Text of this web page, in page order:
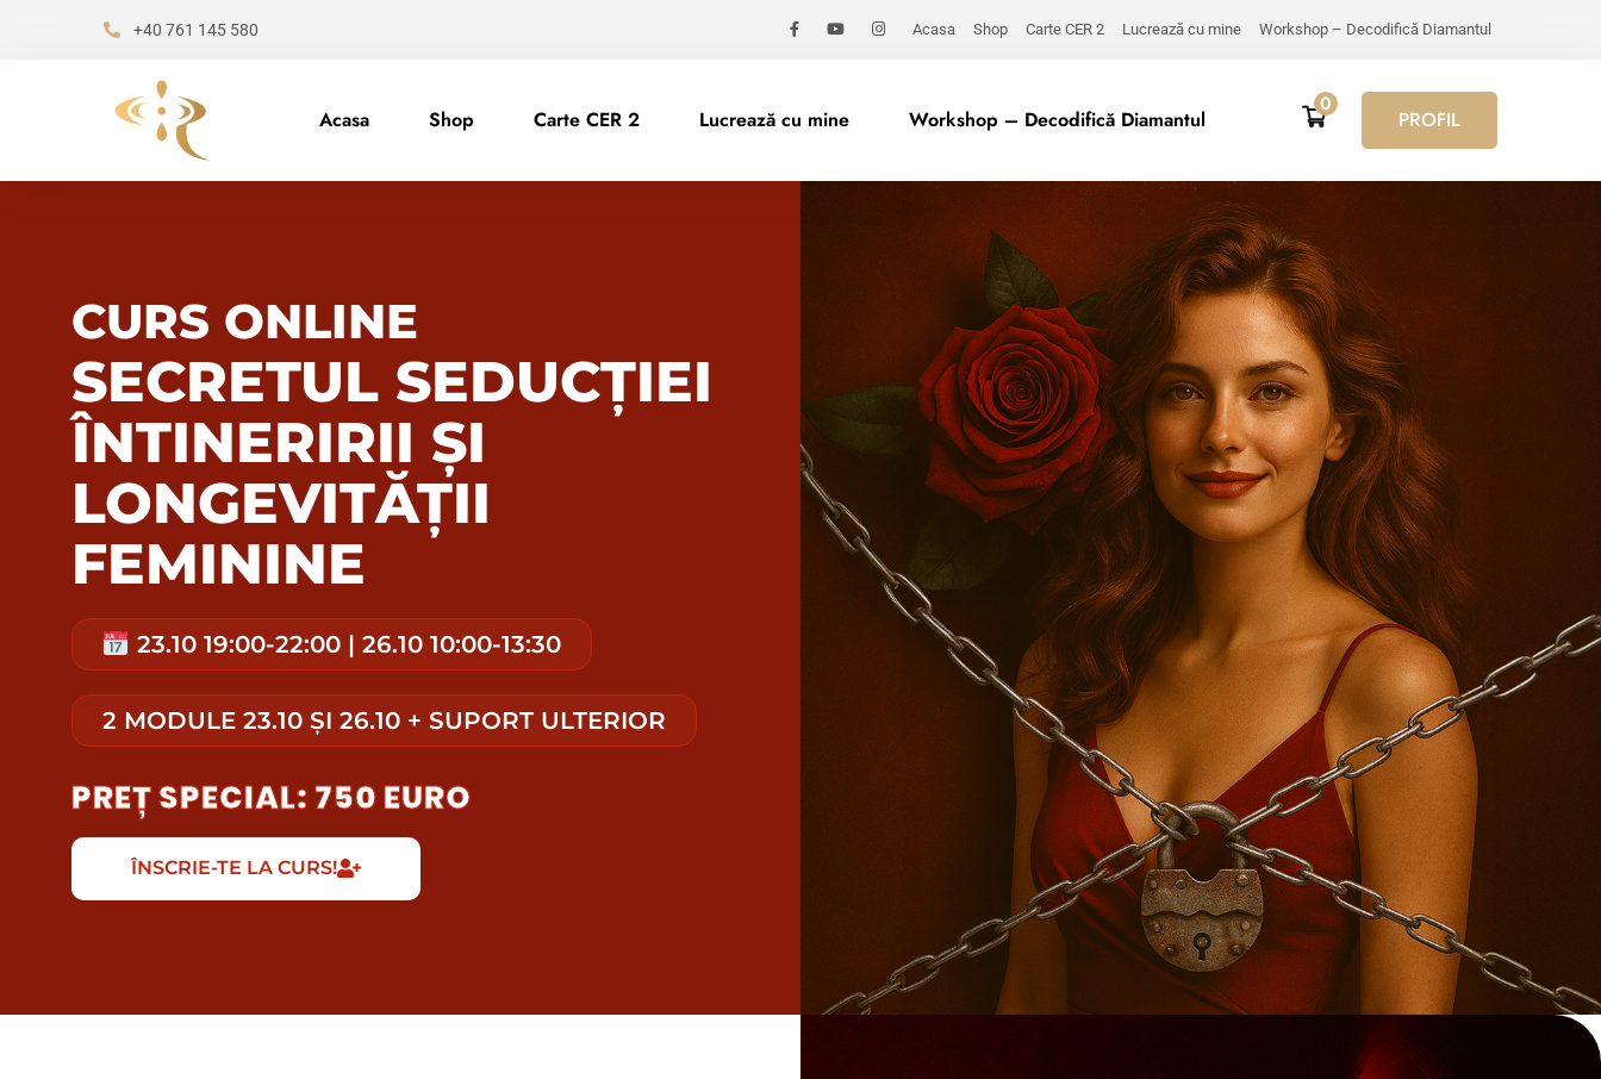
+40 761 145 580 Acasa Shop Carte CER 2 Lucrează cu mine Workshop – Decodifică Diamantul
Acasa Shop Carte CER 2 Lucrează cu mine Workshop – Decodifică Diamantul
0
PROFIL
CURS ONLINE
SECRETUL SEDUCȚIEI
ÎNTINERIRII ȘI
LONGEVITĂȚII
FEMININE
23.10 19:00-22:00 | 26.10 10:00-13:30
2 MODULE 23.10 ȘI 26.10 + SUPORT ULTERIOR
PREȚ SPECIAL: 750 EURO
ÎNSCRIE-TE LA CURS!